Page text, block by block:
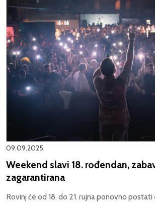
09.09.2025.
Weekend slavi 18. rođendan,
zagarantirana
Rovinj će od 18. do 21. rujna ponovno